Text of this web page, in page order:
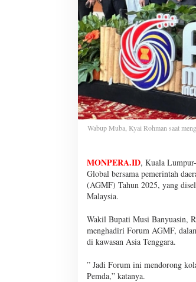
Wabup Muba, Kyai Rohman saat
MONPERA.ID, Kuala
Global bersama pemerintah
(AGMF) Tahun 2025, yang
Malaysia.
Wakil Bupati Musi Banyuasin,
menghadiri Forum AGMF,
di kawasan Asia Tenggara.
” Jadi Forum ini mendorong
Pemda,” katanya.